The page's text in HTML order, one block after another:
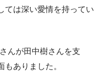
ては深い愛情を持ってい
んが田中樹さんを支
もありました。